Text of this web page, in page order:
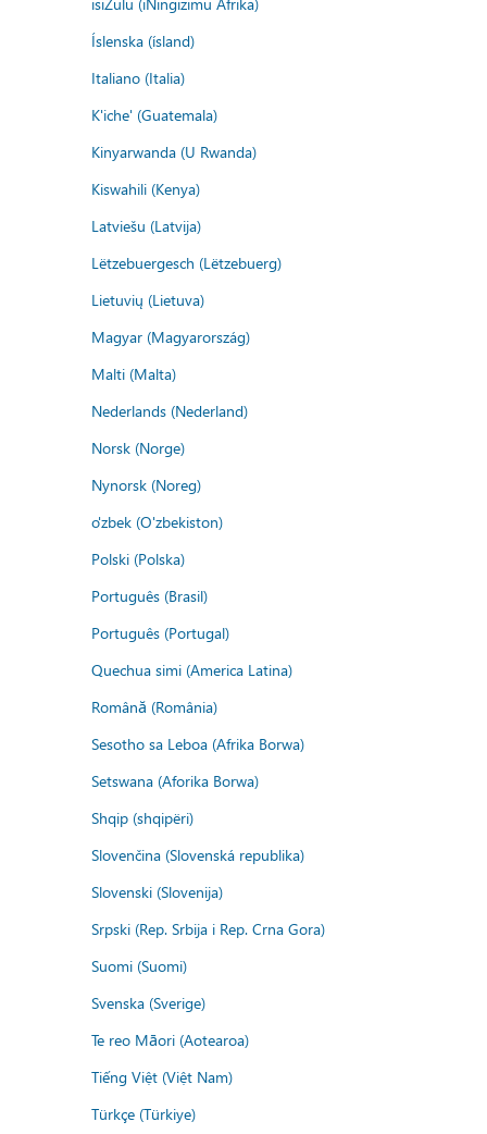
Íslenska (ísland)
Italiano (Italia)
K'iche' (Guatemala)
Kinyarwanda (U Rwanda)
Kiswahili (Kenya)
Latviešu (Latvija)
Lëtzebuergesch (Lëtzebuerg)
Lietuvių (Lietuva)
Magyar (Magyarország)
Malti (Malta)
Nederlands (Nederland)
Norsk (Norge)
Nynorsk (Noreg)
o'zbek (O'zbekiston)
Polski (Polska)
Português (Brasil)
Português (Portugal)
Quechua simi (America Latina)
Română (România)
Sesotho sa Leboa (Afrika Borwa)
Setswana (Aforika Borwa)
Shqip (shqipëri)
Slovenčina (Slovenská republika)
Slovenski (Slovenija)
Srpski (Rep. Srbija i Rep. Crna Gora)
Suomi (Suomi)
Svenska (Sverige)
Te reo Māori (Aotearoa)
Tiếng Việt (Việt Nam)
Türkçe (Türkiye)